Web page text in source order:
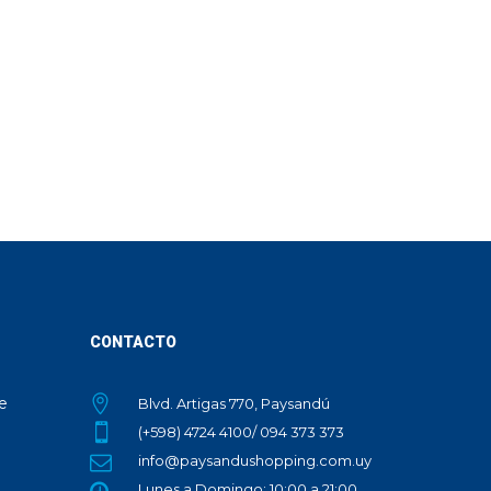
CONTACTO
Blvd. Artigas 770, Paysandú
(+598) 4724 4100/ 094 373 373
info@paysandushopping.com.uy